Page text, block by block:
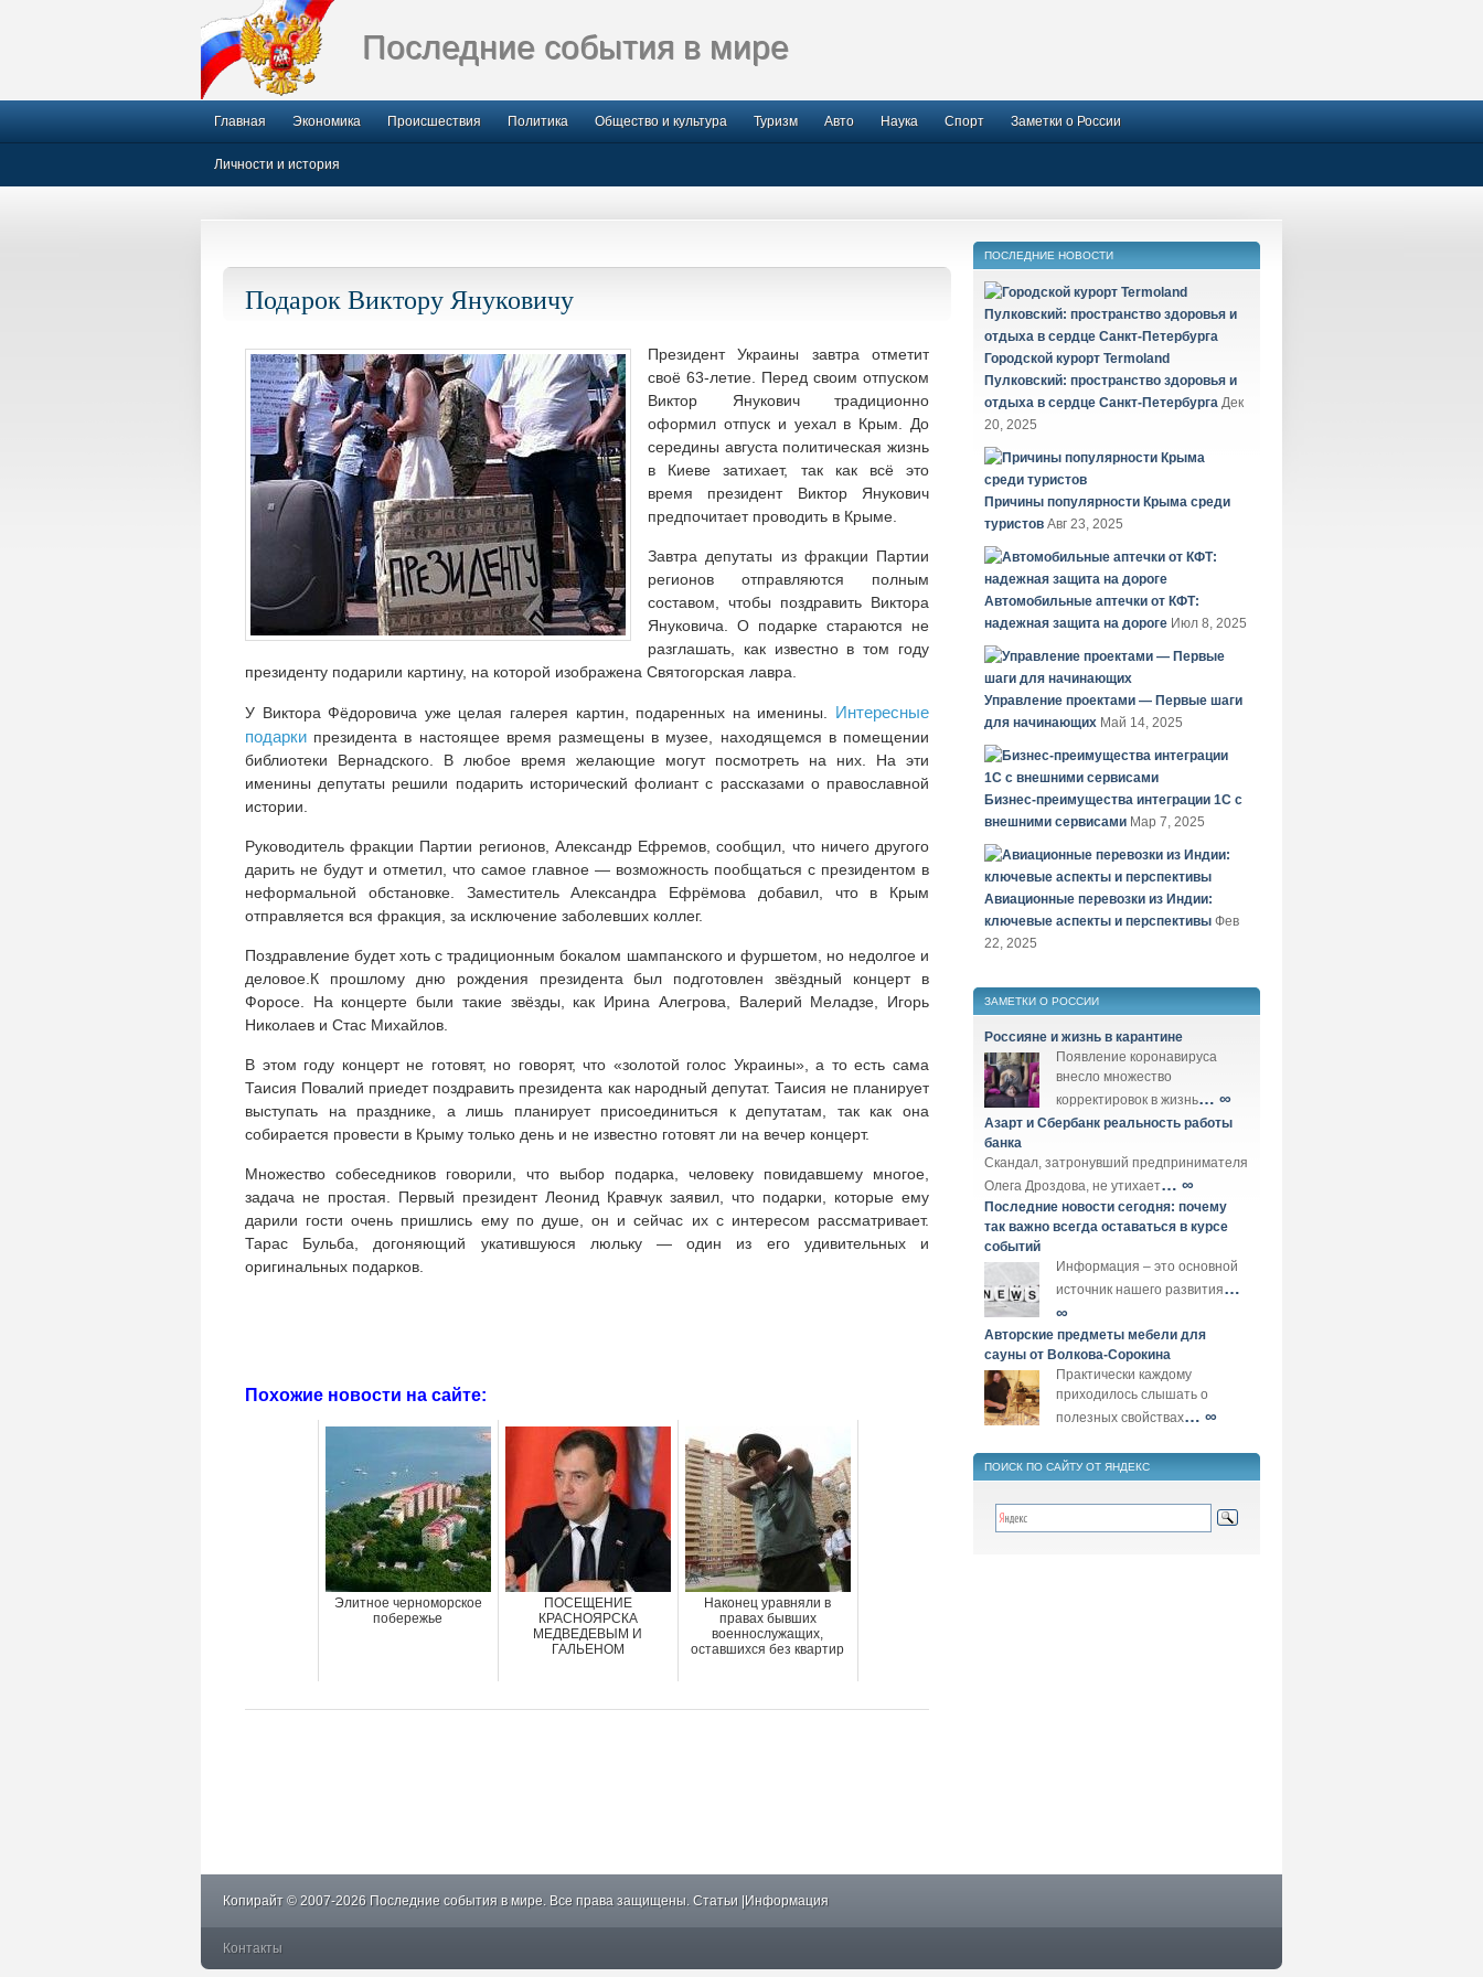
Последние события в мире
Главная Экономика Происшествия Политика Общество и культура Туризм Авто Наука Спорт Заметки о России
Личности и история
Подарок Виктору Януковичу
Президент Украины завтра отметит
своё 63-летие. Перед своим отпуском
Виктор Янукович традиционно
оформил отпуск и уехал в Крым. До
середины августа политическая жизнь
в Киеве затихает, так как всё это
время президент Виктор Янукович
предпочитает проводить в Крыме.
Завтра депутаты из фракции Партии
регионов отправляются полным
составом, чтобы поздравить Виктора
Януковича. О подарке стараются не
разглашать, как известно в том году
президенту подарили картину, на которой изображена Святогорская лавра.
У Виктора Фёдоровича уже целая галерея картин, подаренных на именины. Интересные
подарки президента в настоящее время размещены в музее, находящемся в помещении
библиотеки Вернадского. В любое время желающие могут посмотреть на них. На эти
именины депутаты решили подарить исторический фолиант с рассказами о православной
истории.
Руководитель фракции Партии регионов, Александр Ефремов, сообщил, что ничего другого
дарить не будут и отметил, что самое главное — возможность пообщаться с президентом в
неформальной обстановке. Заместитель Александра Ефрёмова добавил, что в Крым
отправляется вся фракция, за исключение заболевших коллег.
Поздравление будет хоть с традиционным бокалом шампанского и фуршетом, но недолгое и
деловое.К прошлому дню рождения президента был подготовлен звёздный концерт в
Форосе. На концерте были такие звёзды, как Ирина Алегрова, Валерий Меладзе, Игорь
Николаев и Стас Михайлов.
В этом году концерт не готовят, но говорят, что «золотой голос Украины», а то есть сама
Таисия Повалий приедет поздравить президента как народный депутат. Таисия не планирует
выступать на празднике, а лишь планирует присоединиться к депутатам, так как она
собирается провести в Крыму только день и не известно готовят ли на вечер концерт.
Множество собеседников говорили, что выбор подарка, человеку повидавшему многое,
задача не простая. Первый президент Леонид Кравчук заявил, что подарки, которые ему
дарили гости очень пришлись ему по душе, он и сейчас их с интересом рассматривает.
Тарас Бульба, догоняющий укатившуюся люльку — один из его удивительных и
оригинальных подарков.
Похожие новости на сайте:
Элитное черноморское
побережье
ПОСЕЩЕНИЕ
КРАСНОЯРСКА
МЕДВЕДЕВЫМ И
ГАЛЬЕНОМ
Наконец уравняли в
правах бывших
военнослужащих,
оставшихся без квартир
ПОСЛЕДНИЕ НОВОСТИ
Городской курорт Termoland
Пулковский: пространство здоровья и
отдыха в сердце Санкт-Петербурга Дек
20, 2025
Причины популярности Крыма среди
туристов Авг 23, 2025
Автомобильные аптечки от КФТ:
надежная защита на дороге Июл 8, 2025
Управление проектами — Первые шаги
для начинающих Май 14, 2025
Бизнес-преимущества интеграции 1С с
внешними сервисами Мар 7, 2025
Авиационные перевозки из Индии:
ключевые аспекты и перспективы Фев
22, 2025
ЗАМЕТКИ О РОССИИ
Россияне и жизнь в карантине
Появление коронавируса
внесло множество
корректировок в жизнь… ∞
Азарт и Сбербанк реальность работы
банка
Скандал, затронувший предпринимателя
Олега Дроздова, не утихает… ∞
Последние новости сегодня: почему
так важно всегда оставаться в курсе
событий
Информация – это основной
источник нашего развития…
∞
Авторские предметы мебели для
сауны от Волкова-Сорокина
Практически каждому
приходилось слышать о
полезных свойствах… ∞
ПОИСК ПО САЙТУ ОТ ЯНДЕКС
Копирайт © 2007-2026 Последние события в мире. Все права защищены. Статьи |Информация
Контакты